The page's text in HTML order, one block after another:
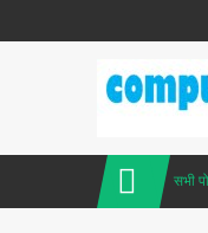
सभी